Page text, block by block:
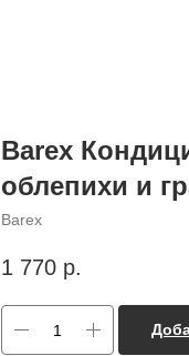
Barex
облепихи и
Barex
1 770 р.